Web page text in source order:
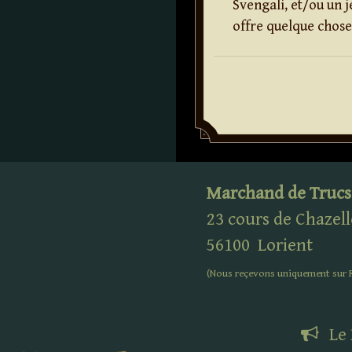
Svengali, et/ou un
offre quelque
Marchand de Trucs
23 cours de
56100 Lorient
(Nous reçevons uniquement sur
Le